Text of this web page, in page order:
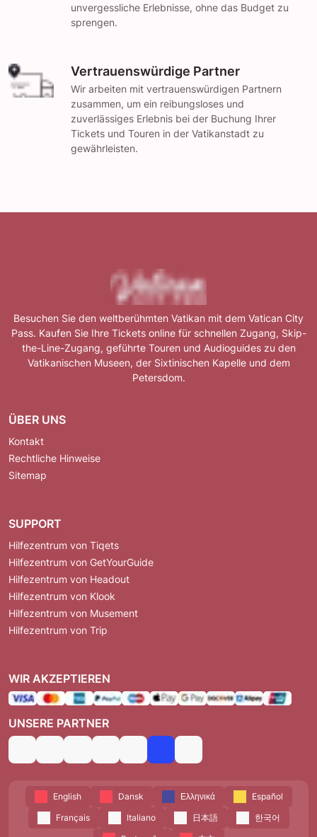
unvergessliche Erlebnisse, ohne das Budget zu
sprengen.
Vertrauenswürdige Partner
Wir arbeiten mit vertrauenswürdigen Partnern
zusammen, um ein reibungsloses und
zuverlässiges Erlebnis bei der Buchung Ihrer
Tickets und Touren in der Vatikanstadt zu
gewährleisten.
Besuchen Sie den weltberühmten Vatikan mit dem Vatican City
Pass. Kaufen Sie Ihre Tickets online für schnellen Zugang, Skip-
the-Line-Zugang, geführte Touren und Audioguides zu den
Vatikanischen Museen, der Sixtinischen Kapelle und dem
Petersdom.
ÜBER UNS
Kontakt
Rechtliche Hinweise
Sitemap
SUPPORT
Hilfezentrum von Tiqets
Hilfezentrum von GetYourGuide
Hilfezentrum von Headout
Hilfezentrum von Klook
Hilfezentrum von Musement
Hilfezentrum von Trip
WIR AKZEPTIEREN
UNSERE PARTNER
English Dansk Ελληνικά
Español
Français
Italiano 日本語
한국어